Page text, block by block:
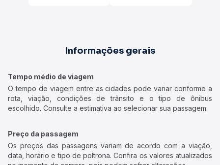
Informações gerais
Tempo médio de viagem
O tempo de viagem entre as cidades pode variar conforme a
rota, viação, condições de trânsito e o tipo de ônibus
escolhido. Consulte a estimativa ao selecionar sua passagem.
Preço da passagem
Os preços das passagens variam de acordo com a viação,
data, horário e tipo de poltrona. Confira os valores atualizados